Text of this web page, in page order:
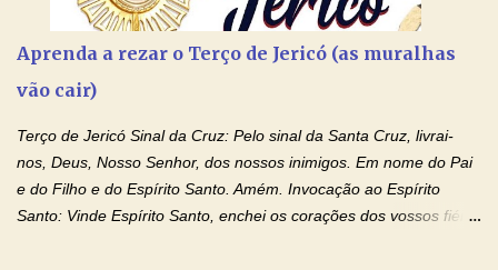
Aprenda a rezar o Terço de Jericó (as muralhas
vão cair)
Terço de Jericó Sinal da Cruz: Pelo sinal da Santa Cruz, livrai-
nos, Deus, Nosso Senhor, dos nossos inimigos. Em nome do Pai
e do Filho e do Espírito Santo. Amém. Invocação ao Espírito
Santo: Vinde Espírito Santo, enchei os corações dos vossos fiéis